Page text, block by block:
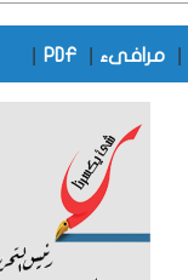
مرافىء PDF